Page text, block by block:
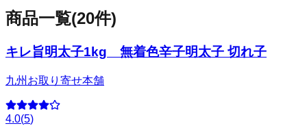
商品一覧(20件)
キレ旨明太子1kg 無着色辛子明太子 切れ子
九州お取り寄せ本舗
4.0(5)